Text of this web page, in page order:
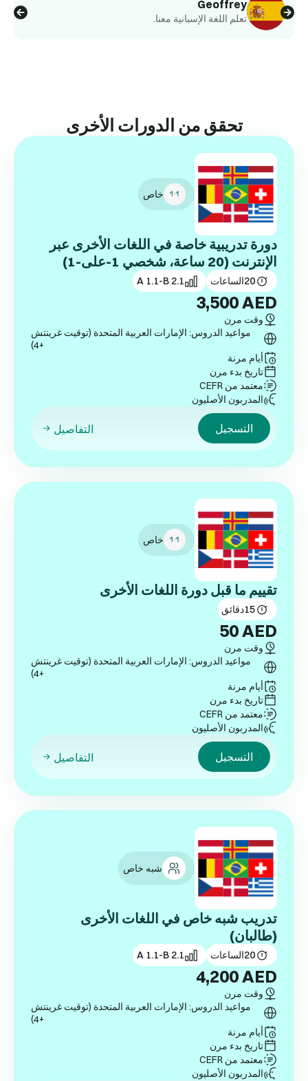
Geoffrey
تعلم اللغة الإسبانية معنا.
تحقق من الدورات الأخرى
خاص
دورة تدريبية خاصة في اللغات الأخرى عبر
الإنترنت (20 ساعة، شخصي 1-على-1)
20الساعات A 1.1-B 2.1
3,500AED
وقت مرن
مواعيد الدروس: الإمارات العربية المتحدة (توقيت غرينتش
+4)
أيام مرنة
تاريخ بدء مرن
معتمد من CEFR
المدربون الأصليون
التسجيل التفاصيل
خاص
تقييم ما قبل دورة اللغات الأخرى
15دقائق
50AED
وقت مرن
مواعيد الدروس: الإمارات العربية المتحدة (توقيت غرينتش
+4)
أيام مرنة
تاريخ بدء مرن
معتمد من CEFR
المدربون الأصليون
التسجيل التفاصيل
شبه خاص
تدريب شبه خاص في اللغات الأخرى
(طالبان)
20الساعات A 1.1-B 2.1
4,200AED
وقت مرن
مواعيد الدروس: الإمارات العربية المتحدة (توقيت غرينتش
+4)
أيام مرنة
تاريخ بدء مرن
معتمد من CEFR
المدربون الأصليون